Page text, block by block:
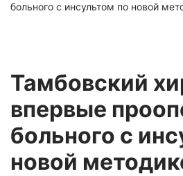
больного с инсультом по новой
Тамбовский
впервые
больного с
новой